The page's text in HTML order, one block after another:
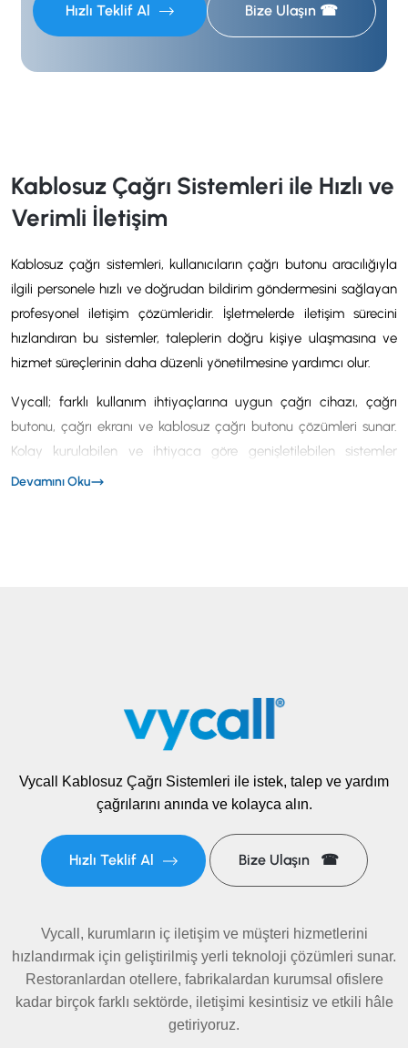
Hızlı Teklif Al Bize Ulaşın ☎
Kablosuz Çağrı Sistemleri ile Hızlı ve
Verimli İletişim
Kablosuz çağrı sistemleri, kullanıcıların çağrı butonu aracılığıyla
ilgili personele hızlı ve doğrudan bildirim göndermesini sağlayan
profesyonel iletişim çözümleridir. İşletmelerde iletişim sürecini
hızlandıran bu sistemler, taleplerin doğru kişiye ulaşmasına ve
hizmet süreçlerinin daha düzenli yönetilmesine yardımcı olur.
Vycall; farklı kullanım ihtiyaçlarına uygun çağrı cihazı, çağrı
butonu, çağrı ekranı ve kablosuz çağrı butonu çözümleri sunar.
Kolay kurulabilen ve ihtiyaca göre genişletilebilen sistemler
sayesinde işletmeler, mevcut çalışma düzenini değiştirmeden
Bu yapı sayesinde sözlü iletişim ihtiyacı azalır, taleplerin gözden
kaçma riski düşer ve personel zamanını daha verimli kullanabilir.
Kablosuz çalışma yapısı, uzun kablo hatlarına ihtiyaç
duyulmadan hızlı ve pratik kurulum imkânı sağlar.
Çağrı Butonu Nasıl Çalışır?
Çağrı butonu, yardım veya hizmet talebinin tek dokunuşla
oluşturulan sinyal, sistemle eşleştirilen çağrı cihazına gönderilir.
Çağrının numarası veya bulunduğu nokta ekran üzerinde
görüntülenebilir ya da taşınabilir pager cihazına iletilebilir.
Böylece görevli personel çağrının nereden geldiğini doğrudan
Devamını Oku
Vycall Kablosuz Çağrı Sistemleri ile istek, talep ve yardım
çağrılarını anında ve kolayca alın.
Hızlı Teklif Al Bize Ulaşın ☎
Vycall, kurumların iç iletişim ve müşteri hizmetlerini
hızlandırmak için geliştirilmiş yerli teknoloji çözümleri sunar.
Restoranlardan otellere, fabrikalardan kurumsal ofislere
kadar birçok farklı sektörde, iletişimi kesintisiz ve etkili hâle
getiriyoruz.